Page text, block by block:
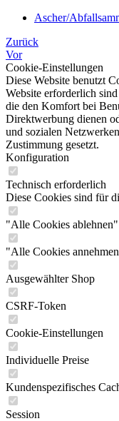
Ascher/
Zurück
Vor
Cookie-Einstellungen
Diese Website benutzt
Website erforderlich
die den Komfort bei
Direktwerbung dienen
und sozialen
Zustimmung gesetzt.
Konfiguration
Technisch erforderlich
Diese Cookies sind für
"Alle Cookies
"Alle Cookies
Ausgewählter Shop
CSRF-Token
Cookie-Einstellungen
Individuelle Preise
Kundenspezifisches
Session